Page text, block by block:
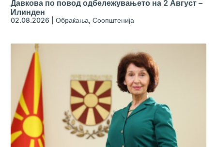
Давкова по повод одбележувањето на 2 Август –
Илинден
02.08.2026 |Обраќања,Соопштенија